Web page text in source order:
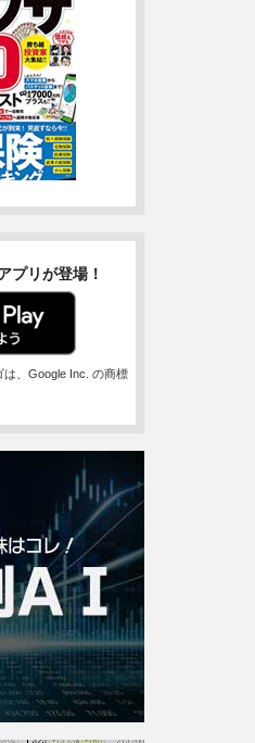
プリが登場！
は、Google Inc. の商標